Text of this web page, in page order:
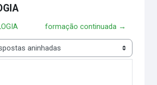
formação continuada →